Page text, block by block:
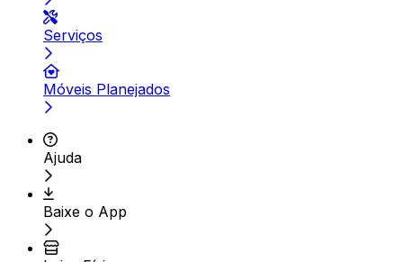
Serviços
Móveis Planejados
Ajuda
Baixe o App